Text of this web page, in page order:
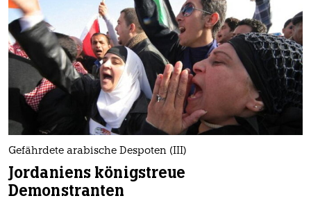
Gefährdete arabische Despoten (III)
Jordaniens königstreue
Demonstranten